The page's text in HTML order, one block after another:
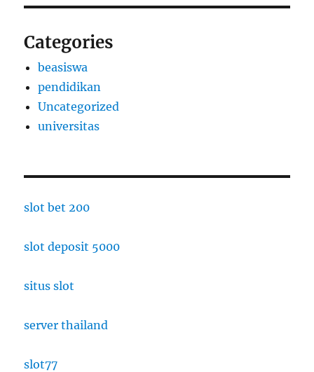
Categories
beasiswa
pendidikan
Uncategorized
universitas
slot bet 200
slot deposit 5000
situs slot
server thailand
slot77